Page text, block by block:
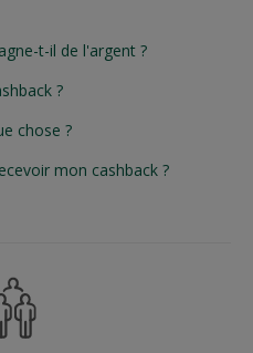
t-il de l'argent ?
?
chose ?
mon cashback ?